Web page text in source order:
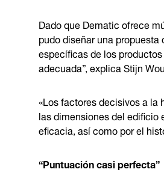
Dado que Dematic ofrece
pudo diseñar una
específicas de los
adecuada”, explica Stijn
«Los factores decisivos a
las dimensiones del
eficacia, así como por el
“Puntuación casi perfecta”